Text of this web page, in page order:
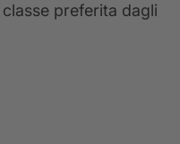
preferita dagli